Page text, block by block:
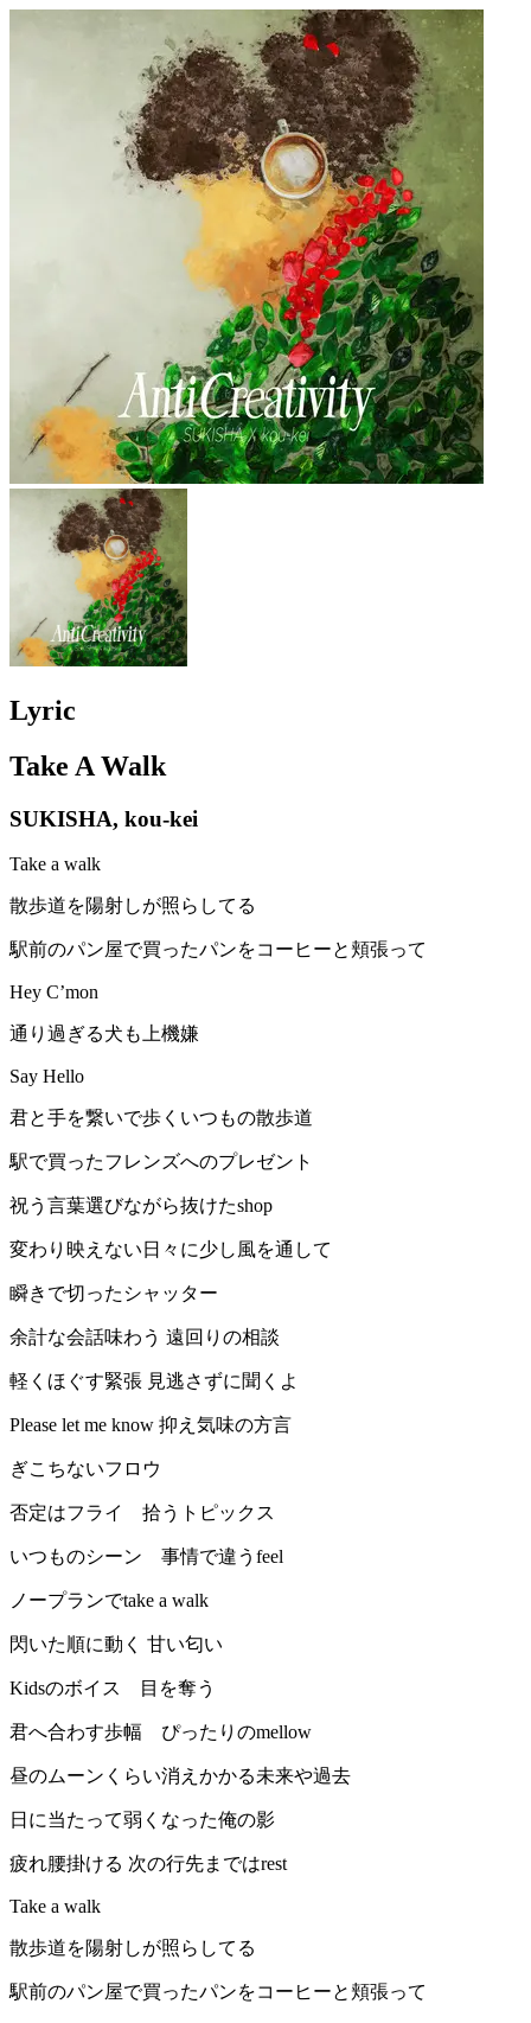
Lyric
Take A Walk
SUKISHA, kou-kei
Take a walk
散歩道を陽射しが照らしてる
駅前のパン屋で買ったパンをコーヒーと頬張って
Hey C’mon
通り過ぎる犬も上機嫌
Say Hello
君と手を繋いで歩くいつもの散歩道
駅で買ったフレンズへのプレゼント
祝う言葉選びながら抜けたshop
変わり映えない日々に少し風を通して
瞬きで切ったシャッター
余計な会話味わう 遠回りの相談
軽くほぐす緊張 見逃さずに聞くよ
Please let me know 抑え気味の方言
ぎこちないフロウ
否定はフライ 拾うトピックス
いつものシーン 事情で違うfeel
ノープランでtake a walk
閃いた順に動く 甘い匂い
Kidsのボイス 目を奪う
君へ合わす歩幅 ぴったりのmellow
昼のムーンくらい消えかかる未来や過去
日に当たって弱くなった俺の影
疲れ腰掛ける 次の行先まではrest
Take a walk
散歩道を陽射しが照らしてる
駅前のパン屋で買ったパンをコーヒーと頬張って